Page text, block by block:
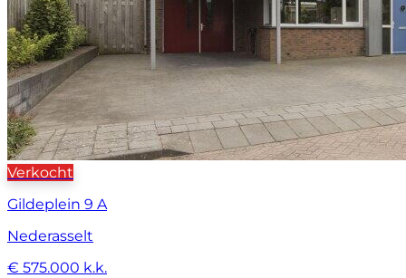
Verkocht
Gildeplein 9 A
Nederasselt
€ 575.000 k.k.